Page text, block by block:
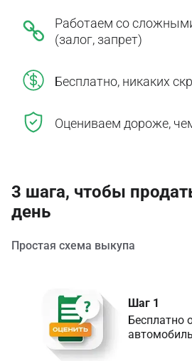
Работаем со
(залог, запрет)
Бесплатно, никаких
Оцениваем дороже,
3 шага, чтобы
день
Простая схема выкупа
Шаг 1
Бесплатно